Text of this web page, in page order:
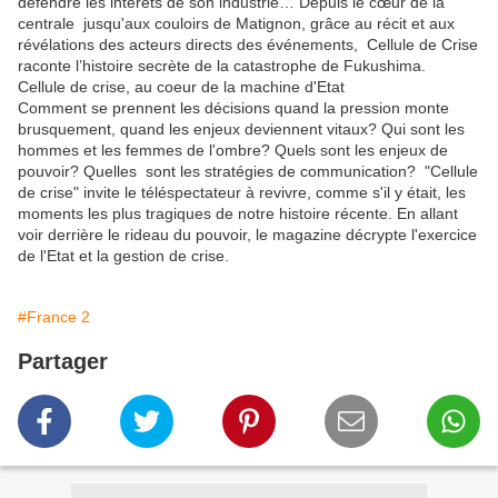
centrale jusqu'aux couloirs de Matignon, grâce au récit et aux
révélations des acteurs directs des événements, Cellule de Crise
raconte l’histoire secrète de la catastrophe de Fukushima. ​
Cellule de crise, au coeur de la machine d'Etat
Comment se prennent les décisions quand la pression monte
brusquement, quand les enjeux deviennent vitaux? Qui sont les
hommes et les femmes de l'ombre? Quels sont les enjeux de
pouvoir? Quelles sont les stratégies de communication? "Cellule
de crise" invite le téléspectateur à revivre, comme s'il y était, les
moments les plus tragiques de notre histoire récente. En allant
voir derrière le rideau du pouvoir, le magazine décrypte l'exercice
de l'Etat et la gestion de crise.
#France 2
Partager